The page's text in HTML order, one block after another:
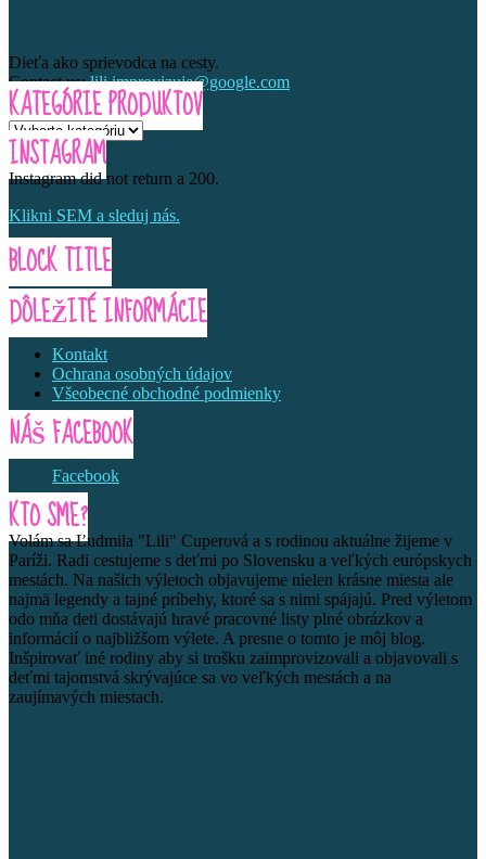
Dieťa ako sprievodca na cesty.
Contact us:lili.improvizuje@google.com
KATEGÓRIE PRODUKTOV
INSTAGRAM
Instagram did not return a 200.
Klikni SEM a sleduj nás.
BLOCK TITLE
DÔLEŽITÉ INFORMÁCIE
Kontakt
Ochrana osobných údajov
Všeobecné obchodné podmienky
NÁŠ FACEBOOK
Facebook
KTO SME?
Volám sa Ľudmila "Lili" Cuperová a s rodinou aktuálne žijeme v
Paríži. Radi cestujeme s deťmi po Slovensku a veľkých európskych
mestách. Na našich výletoch objavujeme nielen krásne miesta ale
najmä legendy a tajné príbehy, ktoré sa s nimi spájajú. Pred výletom
odo mňa deti dostávajú hravé pracovné listy plné obrázkov a
informácií o najbližšom výlete. A presne o tomto je môj blog.
Inšpirovať iné rodiny aby si trošku zaimprovizovali a objavovali s
deťmi tajomstvá skrývajúce sa vo veľkých mestách a na
zaujímavých miestach.